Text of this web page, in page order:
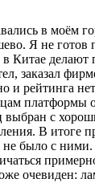
в моём
Я не
Китае
заказал
рейтинга
с
В
было с
очевиден: